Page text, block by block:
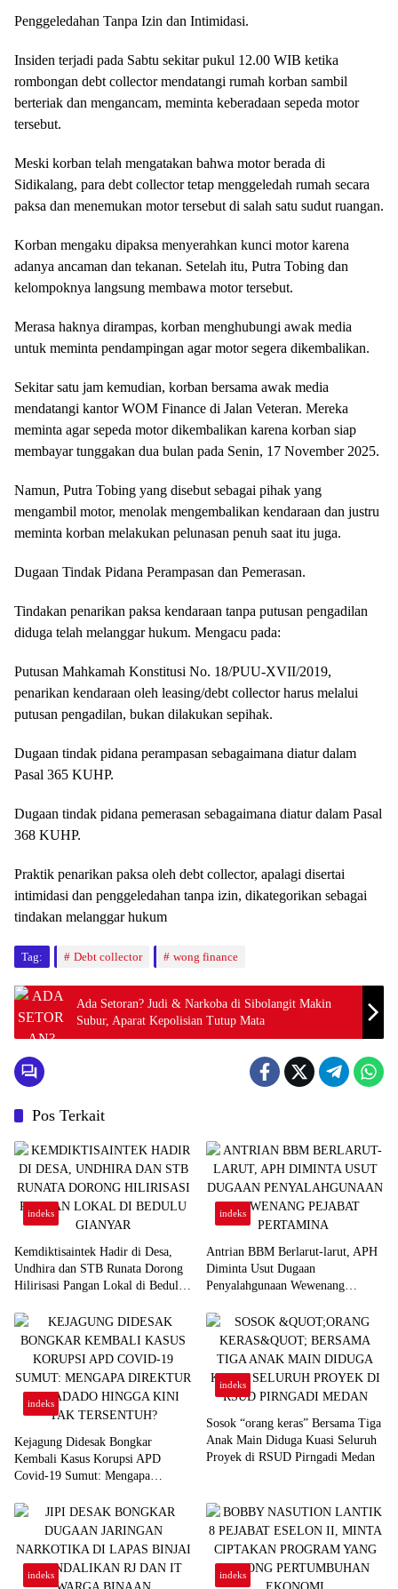
Penggeledahan Tanpa Izin dan Intimidasi.
Insiden terjadi pada Sabtu sekitar pukul 12.00 WIB ketika
rombongan debt collector mendatangi rumah korban sambil
berteriak dan mengancam, meminta keberadaan sepeda motor
tersebut.
Meski korban telah mengatakan bahwa motor berada di
Sidikalang, para debt collector tetap menggeledah rumah secara
paksa dan menemukan motor tersebut di salah satu sudut ruangan.
Korban mengaku dipaksa menyerahkan kunci motor karena
adanya ancaman dan tekanan. Setelah itu, Putra Tobing dan
kelompoknya langsung membawa motor tersebut.
Merasa haknya dirampas, korban menghubungi awak media
untuk meminta pendampingan agar motor segera dikembalikan.
Sekitar satu jam kemudian, korban bersama awak media
mendatangi kantor WOM Finance di Jalan Veteran. Mereka
meminta agar sepeda motor dikembalikan karena korban siap
membayar tunggakan dua bulan pada Senin, 17 November 2025.
Namun, Putra Tobing yang disebut sebagai pihak yang
mengambil motor, menolak mengembalikan kendaraan dan justru
meminta korban melakukan pelunasan penuh saat itu juga.
Dugaan Tindak Pidana Perampasan dan Pemerasan.
Tindakan penarikan paksa kendaraan tanpa putusan pengadilan
diduga telah melanggar hukum. Mengacu pada:
Putusan Mahkamah Konstitusi No. 18/PUU-XVII/2019,
penarikan kendaraan oleh leasing/debt collector harus melalui
putusan pengadilan, bukan dilakukan sepihak.
Dugaan tindak pidana perampasan sebagaimana diatur dalam
Pasal 365 KUHP.
Dugaan tindak pidana pemerasan sebagaimana diatur dalam Pasal
368 KUHP.
Praktik penarikan paksa oleh debt collector, apalagi disertai
intimidasi dan penggeledahan tanpa izin, dikategorikan sebagai
tindakan melanggar hukum
Tag: Debt collector wong finance
Ada Setoran? Judi & Narkoba di Sibolangit Makin
Subur, Aparat Kepolisian Tutup Mata
Pos Terkait
indeks
Kemdiktisaintek Hadir di Desa,
Undhira dan STB Runata Dorong
Hilirisasi Pangan Lokal di Bedulu
indeks
Antrian BBM Berlarut-larut, APH
Diminta Usut Dugaan
Penyalahgunaan Wewenang
indeks
Kejagung Didesak Bongkar
Kembali Kasus Korupsi APD
Covid-19 Sumut: Mengapa
Tak Tersentuh?
indeks
Sosok “orang keras” Bersama Tiga
Anak Main Diduga Kuasi Seluruh
Proyek di RSUD Pirngadi Medan
indeks indeks